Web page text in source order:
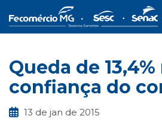
Queda de 13,4%
confiança do
13 de jan de 2015